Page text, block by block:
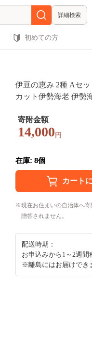
詳細検索
初めての方
伊豆の恵み 2種 Aセ
カット伊勢海老 伊勢
静岡 辻水産
寄附金額
14,000 円
在庫: 8個
現在お住まいの自治体へ
贈答されません。
配送時期：
お申込みから1～2週間
※離島にはお届けでき